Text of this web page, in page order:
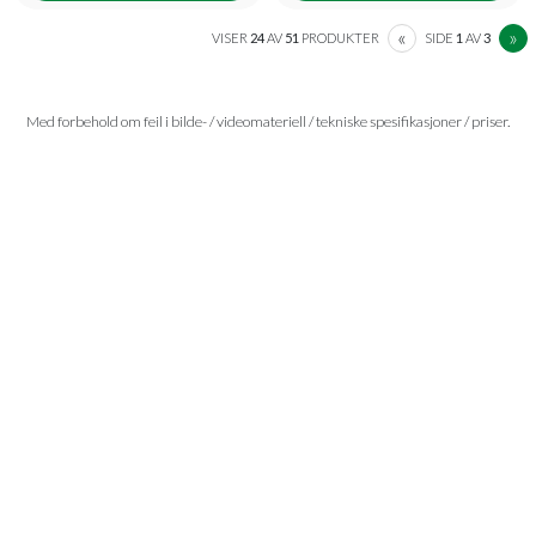
VISER 24AV 51 PRODUKTER «PREVIOUS
SIDE 1 AV3 »
Med forbehold om feil i bilde- / videomateriell / tekniske spesifikasjoner / priser.